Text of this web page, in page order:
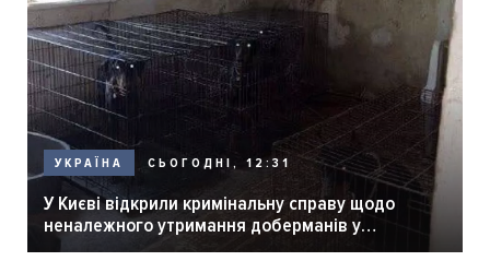
УКРАЇНА СЬОГОДНІ, 12:31
У Києві відкрили кримінальну справу щодо
неналежного утримання доберманів у
розпліднику